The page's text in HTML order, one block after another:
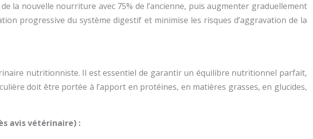
la nouvelle nourriture avec 75% de l’ancienne, puis augmenter graduellement
progressive du système digestif et minimise les risques d’aggravation de la
nutritionniste. Il est essentiel de garantir un équilibre nutritionnel parfait,
doit être portée à l’apport en protéines, en matières grasses, en glucides,
avis vétérinaire) :